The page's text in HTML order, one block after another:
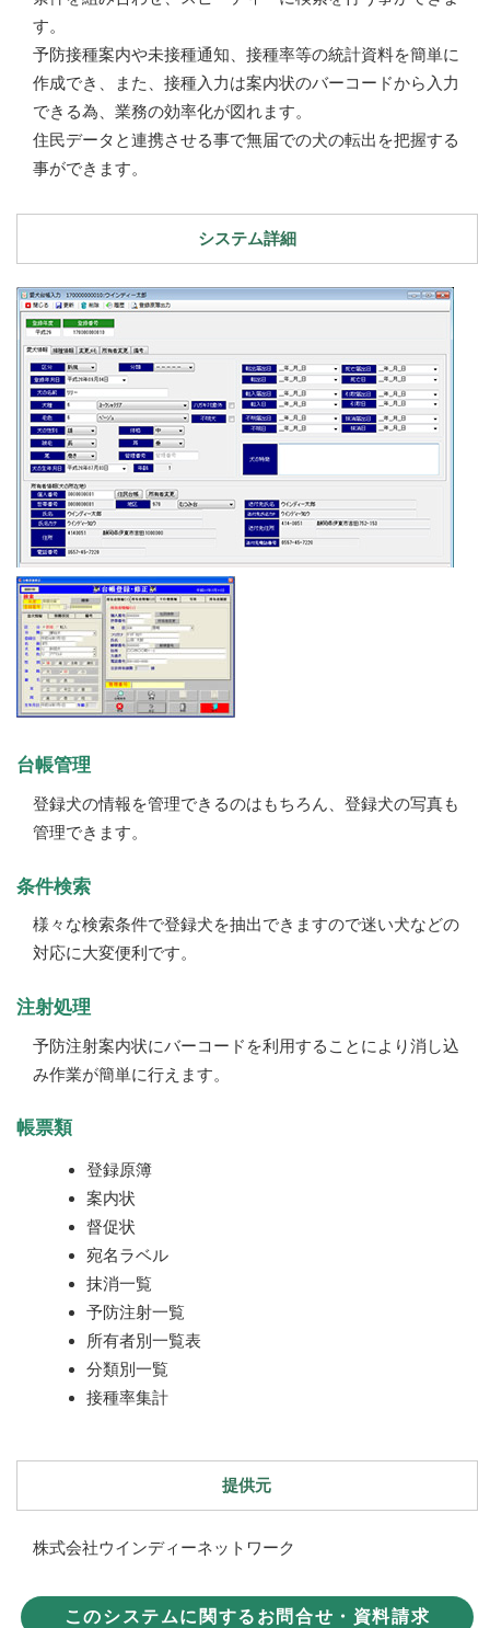
す。
予防接種案内や未接種通知、接種率等の統計資料を簡単に
作成でき、また、接種入力は案内状のバーコードから入力
できる為、業務の効率化が図れます。
住民データと連携させる事で無届での犬の転出を把握する
事ができます。
システム詳細
台帳管理
登録犬の情報を管理できるのはもちろん、登録犬の写真も
管理できます。
条件検索
様々な検索条件で登録犬を抽出できますので迷い犬などの
対応に大変便利です。
注射処理
予防注射案内状にバーコードを利用することにより消し込
み作業が簡単に行えます。
帳票類
登録原簿
案内状
督促状
宛名ラベル
抹消一覧
予防注射一覧
所有者別一覧表
分類別一覧
接種率集計
提供元
株式会社ウインディーネットワーク
このシステムに関するお問合せ・資料請求